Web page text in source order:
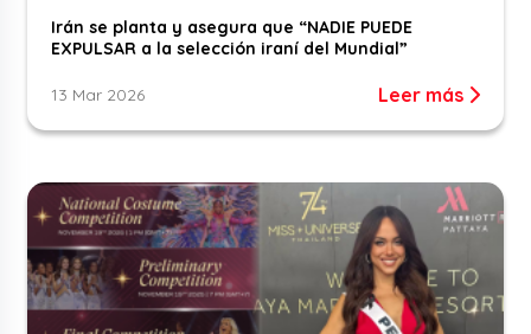
Irán se planta y asegura que “NADIE PUEDE
EXPULSAR a la selección iraní del Mundial”
13 Mar 2026 Leer más